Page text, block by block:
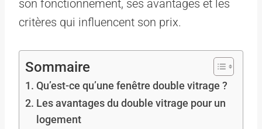
son fonctionnement, ses avantages et les
critères qui influencent son prix.
Sommaire
Qu’est-ce qu’une fenêtre double vitrage ?
Les avantages du double vitrage pour un
logement